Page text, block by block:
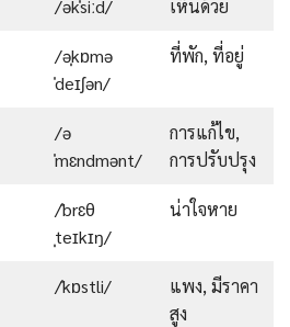
/əkˈsiːd/ เห็นด้วย
/əˌkɒmə
ˈdeɪʃən/
ที่พัก, ที่อยู่
/ə
ˈmɛndmənt/
การแก้ไข,
การปรับปรุง
/ˈbrɛθ
ˌteɪkɪŋ/
น่าใจหาย
/ˈkɒstli/
แพง, มีราคา
สูง